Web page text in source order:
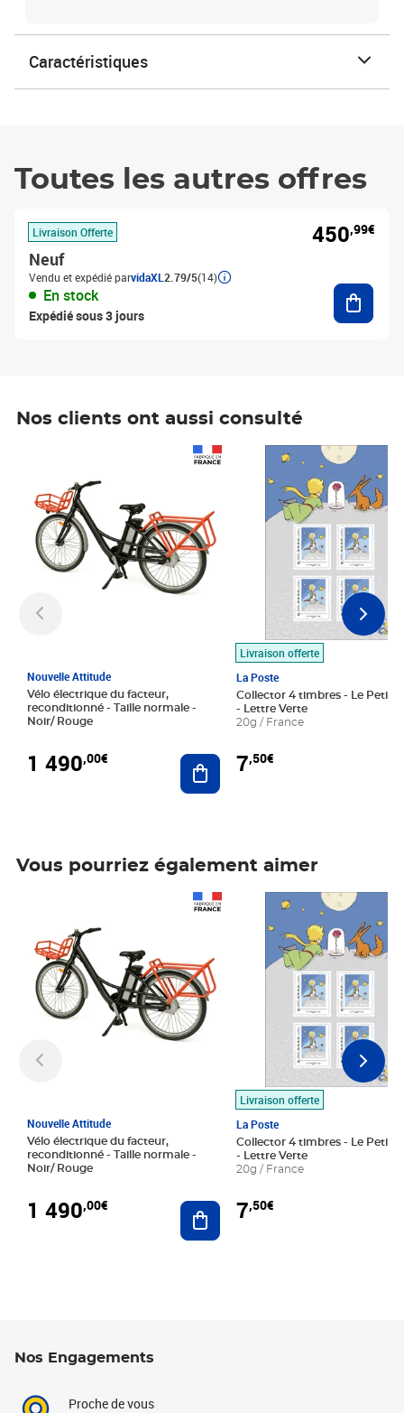
Caractéristiques
Toutes les autres offres
Livraison Offerte
Neuf
Vendu et expédié parvidaXL 2.79/5(14)
En stock
Expédié sous 3 jours
450,99€
Nos clients ont aussi consulté
Nouvelle Attitude
Vélo électrique du facteur,
reconditionné - Taille normale -
Noir/ Rouge
1 490,00€ Ajouter au panier
Livraison offerte
La Poste
Collector 4 timbres - Le Petit
- Lettre Verte
20g / France
7,50€
Prix 7,50€
Vous pourriez également aimer
Nouvelle Attitude
Vélo électrique du facteur,
reconditionné - Taille normale -
Noir/ Rouge
1 490,00€ Ajouter au panier
Livraison offerte
La Poste
Collector 4 timbres - Le Petit
- Lettre Verte
20g / France
7,50€
Prix 7,50€
Nos Engagements
Proche de vous